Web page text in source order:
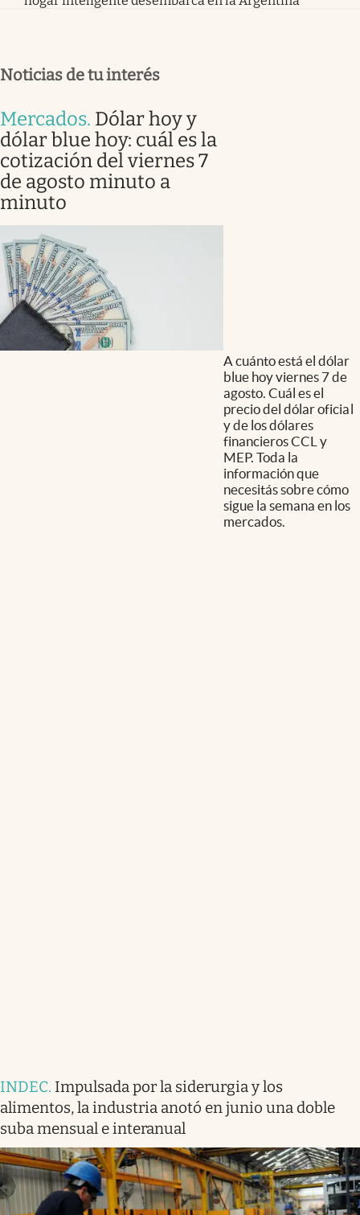
Noticias de tu interés
Mercados. Dólar hoy y
dólar blue hoy: cuál es la
cotización del viernes 7
de agosto minuto a
minuto
A cuánto está el dólar
blue hoy viernes 7 de
agosto. Cuál es el
precio del dólar oficial
y de los dólares
financieros CCL y
MEP. Toda la
información que
necesitás sobre cómo
sigue la semana en los
mercados.
INDEC. Impulsada por la siderurgia y los
alimentos, la industria anotó en junio una doble
suba mensual e interanual